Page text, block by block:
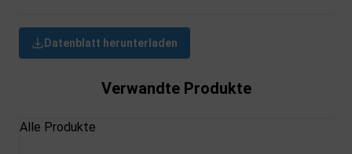
Datenblatt herunterladen
Verwandte Produkte
Alle Produkte